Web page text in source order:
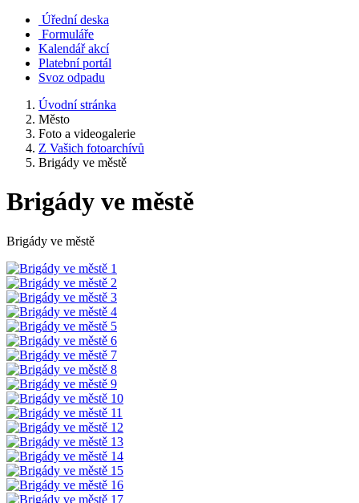
Úřední deska
Formuláře
Kalendář akcí
Platební portál
Svoz odpadu
Úvodní stránka
Město
Foto a videogalerie
Z Vašich fotoarchívů
Brigády ve městě
Brigády ve městě
Brigády ve městě